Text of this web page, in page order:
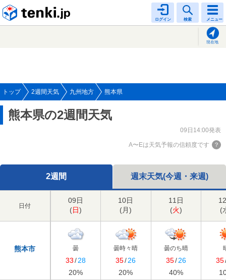
ログイン 検索 メニュー
現在地
トップ 2週間天気 九州地方 熊本県
熊本県の2週間天気
09日14:00発表
A〜Eは天気予報の信頼度です
2週間 週末天気(今週・来週)
日付
熊本市
09日
(日)
曇
33/28
20%
10日
(月)
曇時々晴
35/26
20%
11日
(火)
曇のち晴
35/26
40%
(
35